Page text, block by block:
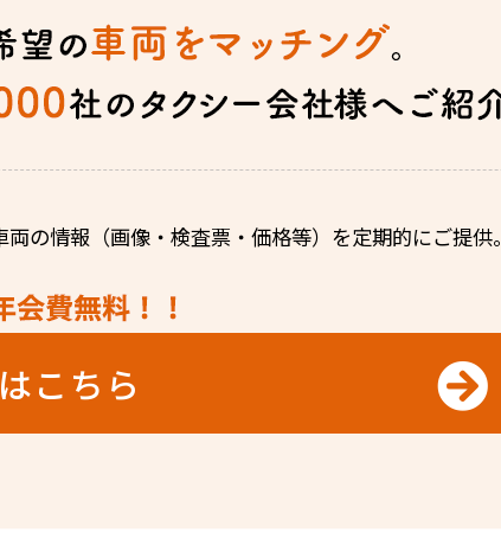
の情報（画像・検査票・価格等）を定期的にご提供。
こちら